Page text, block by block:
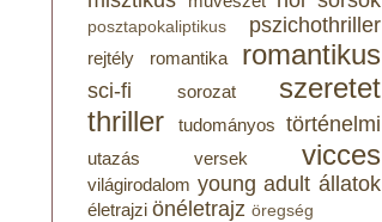
posztapokaliptikus pszichothriller
rejtély romantika romantikus
sci-fi sorozat
szeretet
thriller
tudományos történelmi
utazás versek vicces
világirodalom young adult állatok
életrajzi önéletrajz öregség